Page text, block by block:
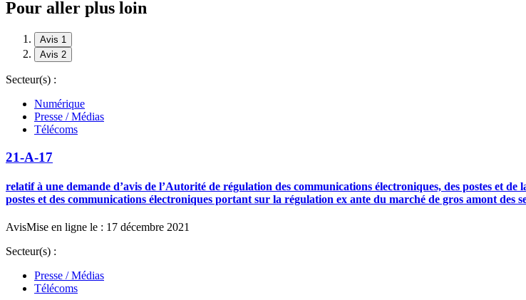
Pour aller plus loin
Avis 1
Avis 2
Secteur(s) :
Numérique
Presse / Médias
Télécoms
21-A-17
relatif à une demande d’avis de l’Autorité de régulation des communications électroniques, des postes et
postes et des communications électroniques portant sur la régulation ex ante du marché de gros amont
AvisMise en ligne le : 17 décembre 2021
Secteur(s) :
Presse / Médias
Télécoms